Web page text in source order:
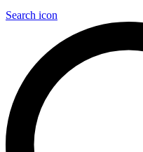
Search icon